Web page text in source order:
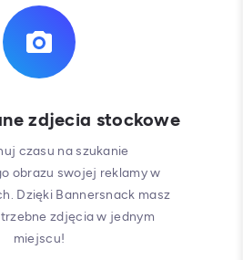
zdjecia stockowe
czasu na szukanie
obrazu swojej reklamy w
Dzięki Bannersnack masz
zdjęcia w jednym
miejscu!